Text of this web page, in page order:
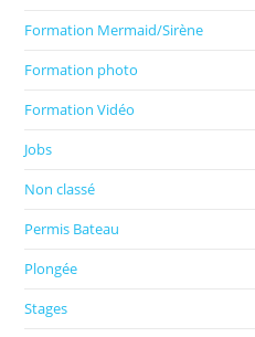
Formation Mermaid/Sirène
Formation photo
Formation Vidéo
Jobs
Non classé
Permis Bateau
Plongée
Stages